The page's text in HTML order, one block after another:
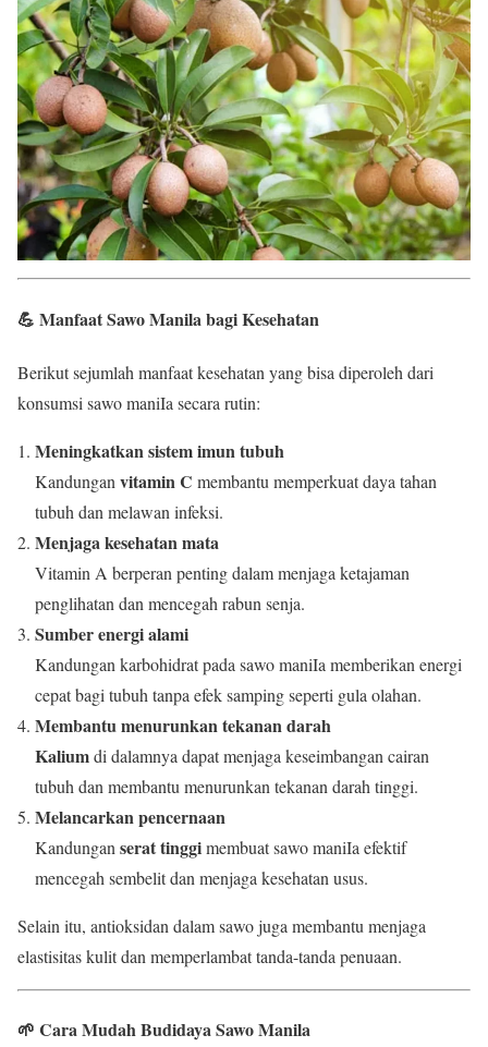
💪 Manfaat Sawo Manila bagi Kesehatan
Berikut sejumlah manfaat kesehatan yang bisa diperoleh dari
konsumsi sawo maniIa secara rutin:
Meningkatkan sistem imun tubuh
Kandungan vitamin C membantu memperkuat daya tahan
tubuh dan melawan infeksi.
Menjaga kesehatan mata
Vitamin A berperan penting dalam menjaga ketajaman
penglihatan dan mencegah rabun senja.
Sumber energi alami
Kandungan karbohidrat pada sawo maniIa memberikan energi
cepat bagi tubuh tanpa efek samping seperti gula olahan.
Membantu menurunkan tekanan darah
Kaliumdi dalamnya dapat menjaga keseimbangan cairan
tubuh dan membantu menurunkan tekanan darah tinggi.
Melancarkan pencernaan
Kandungan serat tinggimembuat sawo maniIa efektif
mencegah sembelit dan menjaga kesehatan usus.
Selain itu, antioksidan dalam sawo juga membantu menjaga
elastisitas kulit dan memperlambat tanda-tanda penuaan.
🌱 Cara Mudah Budidaya Sawo Manila